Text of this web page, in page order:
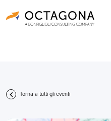
Torna a tutti gli eventi